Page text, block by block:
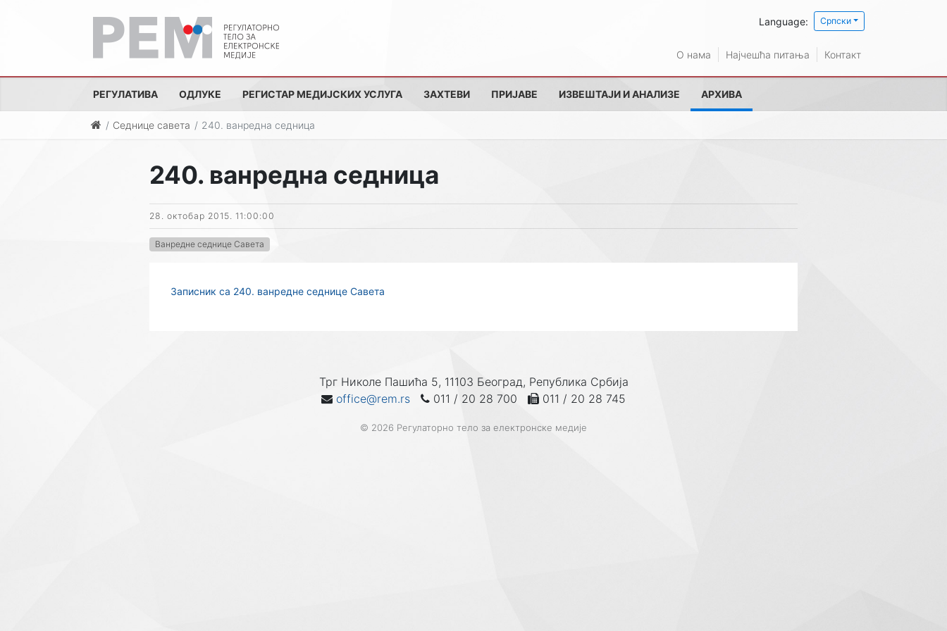
Language: Српски
О нама Најчешћа питања Контакт
РЕГУЛАТИВА ОДЛУКЕ РЕГИСТАР МЕДИЈСКИХ УСЛУГА ЗАХТЕВИ ПРИЈАВЕ ИЗВЕШТАЈИ И АНАЛИЗЕ АРХИВА
Седнице савета 240. ванредна седница
240. ванредна седница
28. октобар 2015. 11:00:00
Ванредне седнице Савета
Записник са 240. ванредне седнице Савета
Трг Николе Пашића 5, 11103 Београд, Република Србија
office@rem.rs
011 / 20 28 700 011 / 20 28 745
© 2026 Регулаторно тело за електронске медије